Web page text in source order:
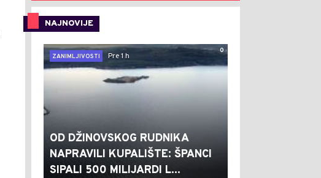
NAJNOVIJE
0
ZANIMLJIVOSTI
Pre 1 h
OD DŽINOVSKOG RUDNIKA
NAPRAVILI KUPALIŠTE: ŠPANCI
SIPALI 500 MILIJARDI L...